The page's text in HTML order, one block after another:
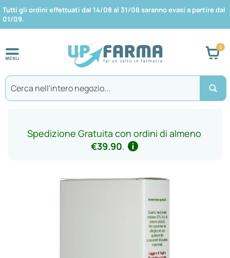
Tutti gli ordini effettuati dal 14/08 al 31/08 saranno evasi a partire dal
01/09.
Spedizione Gratuita con ordini di almeno
€39.90.